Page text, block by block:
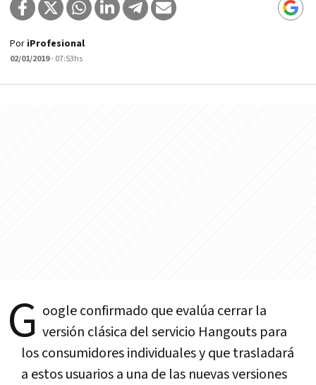
Por iProfesional
02/01/2019- 07:53hs
G oogle confirmado que evalúa cerrar la
versión clásica del servicio Hangouts para
los consumidores individuales y que trasladará
a estos usuarios a una de las nuevas versiones